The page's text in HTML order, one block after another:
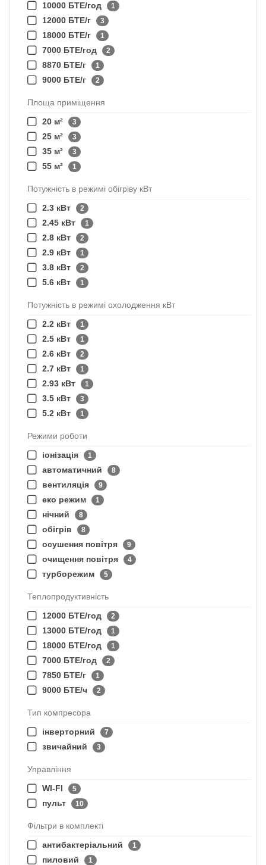
10000 БТЕ/год
1
12000 БТЕ/г 3
18000 БТЕ/г 1
7000 БТЕ/год 2
8870 БТЕ/г 1
9000 БТЕ/г 2
Площа приміщення
20 м²
3
25 м² 3
35 м² 3
55 м² 1
Потужність в режимі обігріву кВт
2.3 кВт
2
2.45 кВт 1
2.8 кВт 2
2.9 кВт 1
3.8 кВт 2
5.6 кВт 1
Потужність в режимі охолодження кВт
2.2 кВт
1
2.5 кВт 1
2.6 кВт 2
2.7 кВт 1
2.93 кВт 1
3.5 кВт 3
5.2 кВт 1
Режими роботи
іонізація
1
автоматичний 8
вентиляція 9
еко режим 1
нічний 8
обігрів 8
осушення повітря 9
очищення повітря 4
турборежим 5
Теплопродуктивність
12000 БТЕ/год
2
13000 БТЕ/год 1
18000 БТЕ/год 1
7000 БТЕ/год 2
7850 БТЕ/г 1
9000 БТЕ/ч 2
Тип компресора
інверторний
7
звичайний 3
Управління
WI-FI
5
пульт 10
Фільтри в комплекті
антибактеріальний
1
пиловий 1